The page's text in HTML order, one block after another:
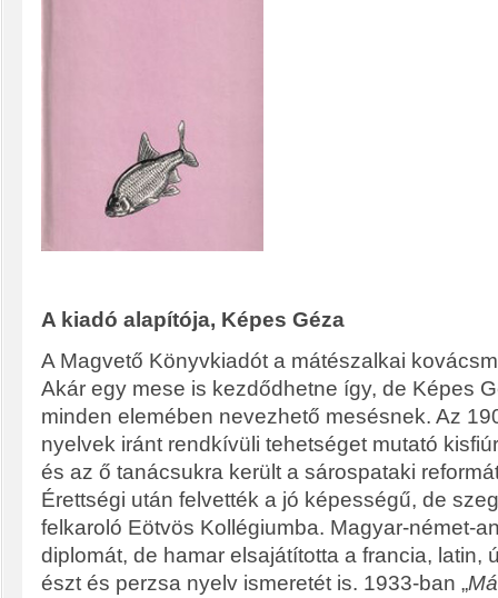
A kiadó alapítója, Képes Géza
A Magvető Könyvkiadót a mátészalkai
Akár egy mese is kezdődhetne így, de Képes
minden elemében nevezhető mesésnek. Az
nyelvek iránt rendkívüli tehetséget mutató
és az ő tanácsukra került a sárospataki
Érettségi után felvették a jó képességű, de
felkaroló Eötvös Kollégiumba. Magyar-német-
diplomát, de hamar elsajátította a francia, latin,
észt és perzsa nyelv ismeretét is. 1933-ban „